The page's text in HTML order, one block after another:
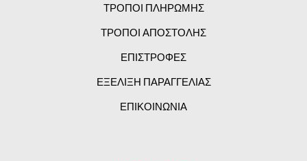
ΤΡΟΠΟΙ ΠΛΗΡΩΜΗΣ
ΤΡΟΠΟΙ ΑΠΟΣΤΟΛΗΣ
ΕΠΙΣΤΡΟΦΕΣ
ΕΞΕΛΙΞΗ ΠΑΡΑΓΓΕΛΙΑΣ
ΕΠΙΚΟΙΝΩΝΙΑ